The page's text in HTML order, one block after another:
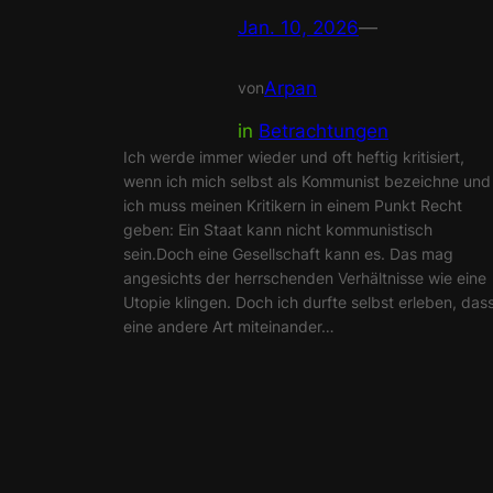
Jan. 10, 2026—
vonArpan
in Betrachtungen
Ich werde immer wieder und oft heftig kritisiert,
wenn ich mich selbst als Kommunist bezeichne und
ich muss meinen Kritikern in einem Punkt Recht
geben: Ein Staat kann nicht kommunistisch
sein.Doch eine Gesellschaft kann es. Das mag
angesichts der herrschenden Verhältnisse wie eine
Utopie klingen. Doch ich durfte selbst erleben,
eine andere Art miteinander…